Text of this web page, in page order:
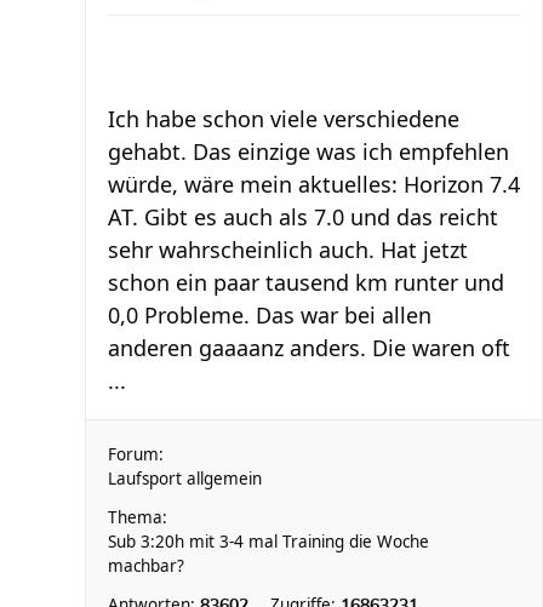
Ich habe schon viele verschiedene
gehabt. Das einzige was ich empfehlen
würde, wäre mein aktuelles: Horizon 7.4
AT. Gibt es auch als 7.0 und das reicht
sehr wahrscheinlich auch. Hat jetzt
schon ein paar tausend km runter und
0,0 Probleme. Das war bei allen
anderen gaaaanz anders. Die waren oft
...
Forum:
Laufsport allgemein
Thema:
Sub 3:20h mit 3-4 mal Training die Woche
machbar?